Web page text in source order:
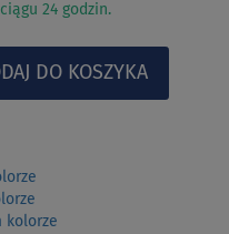
24 godzin.
kolorze